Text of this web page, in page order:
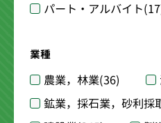
パート・アルバイト
業種
農業，林業(36)
鉱業，採石業，砂利採